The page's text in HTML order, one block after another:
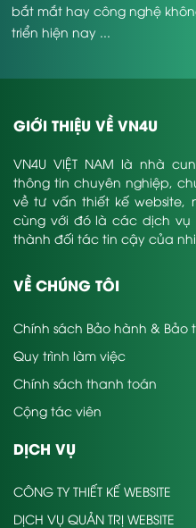
bắt mắt hay công nghệ
triển hiện nay ...
GIỚI THIỆU VỀ VN4U
VN4U VIỆT NAM là nhà
thông tin chuyên nghiệp,
về tư vấn thiết kế website,
cùng với đó là các dịch vụ
thành đối tác tin cậy của
VỀ CHÚNG TÔI
Chính sách Bảo hành & Bảo
Quy trình làm việc
Chính sách thanh toán
Cộng tác viên
DỊCH VỤ
CÔNG TY THIẾT KẾ WEBSITE
DỊCH VỤ QUẢN TRỊ WEBSITE